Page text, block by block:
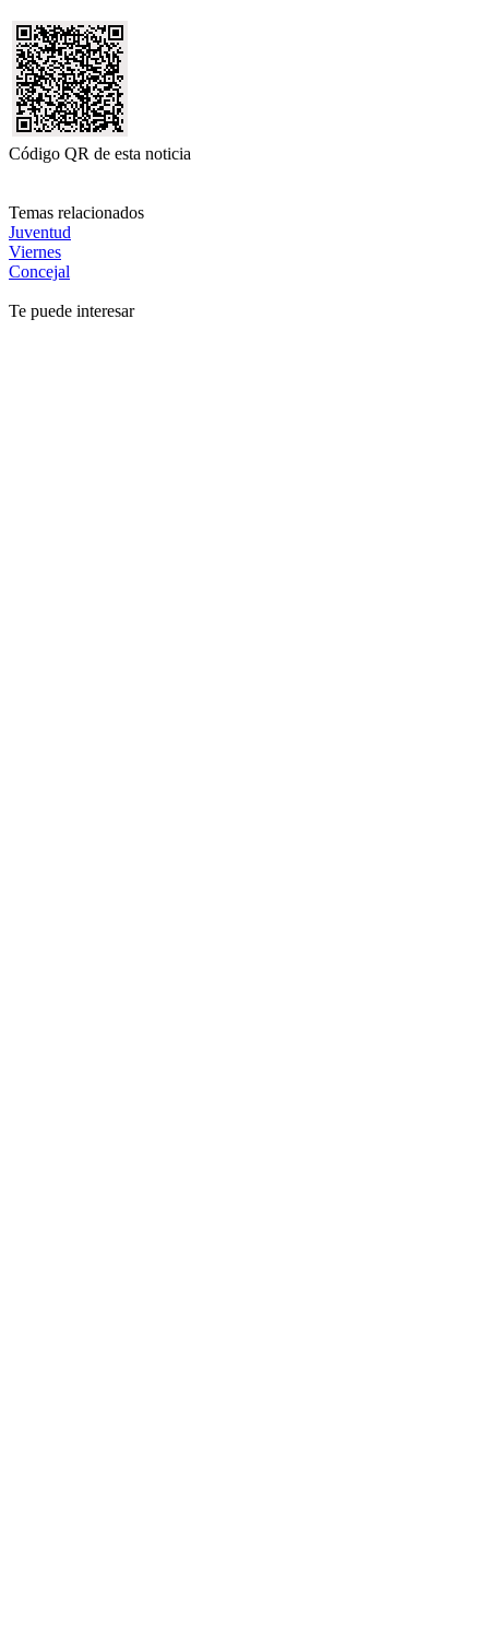
Código QR de esta noticia
Temas relacionados
Juventud
Viernes
Concejal
Te puede interesar